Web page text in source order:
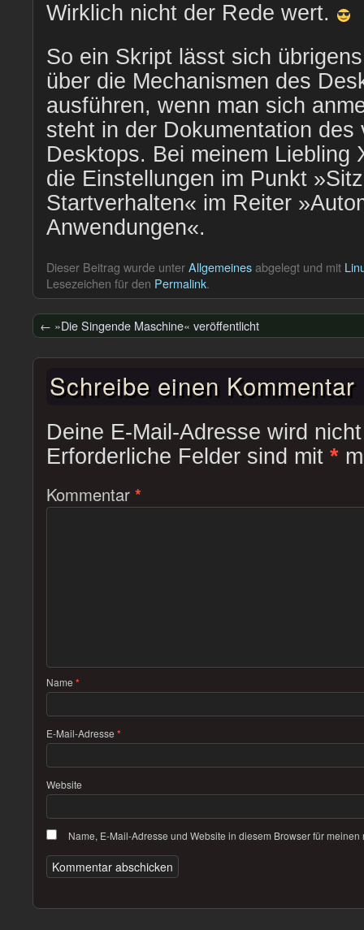
Wirklich nicht der Rede wert.
So ein Skript lässt sich
über die Mechanismen des
ausführen, wenn man sich
steht in der Dokumentation des
Desktops. Bei meinem Liebling
die Einstellungen im Punkt
Startverhalten« im Reiter
Anwendungen«.
Dieser Beitrag wurde unterAllgemeinesabgelegt und mit
Lesezeichen für den Permalink.
← »Die Singende Maschine« veröffentlicht
Schreibe einen Kommentar
Deine E-Mail-Adresse wird
Erforderliche Felder sind mit *
Kommentar *
Name *
E-Mail-Adresse *
Website
Name, E-Mail-Adresse und Website in diesem Browser für